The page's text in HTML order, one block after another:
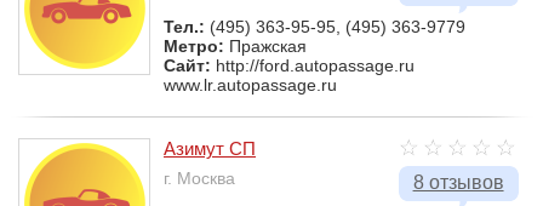
Тел.: (495) 363-95-95, (495) 363-9779
Метро: Пражская
Сайт: http://ford.autopassage.ru
www.lr.autopassage.ru
8 отзывов
Азимут СП
г. Москва